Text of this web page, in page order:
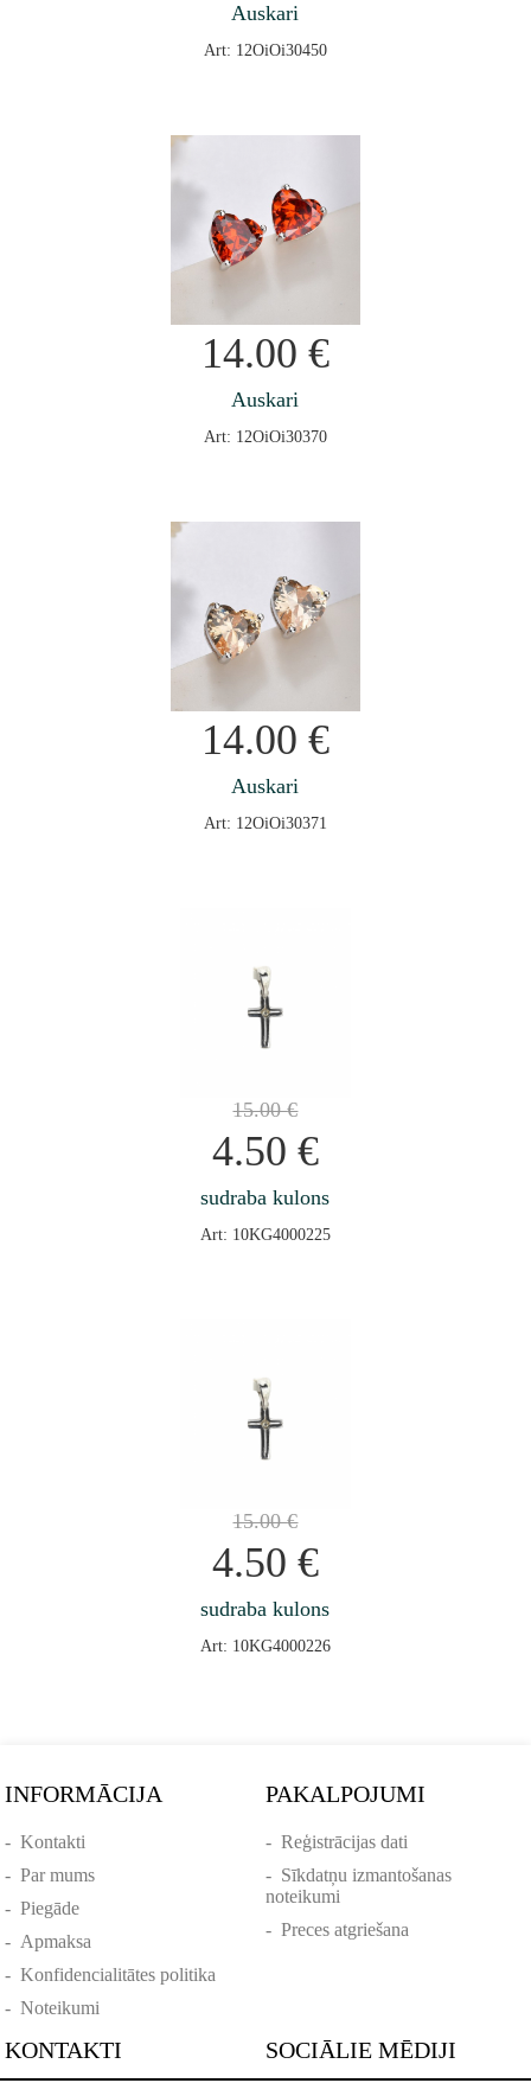
Auskari
Art: 12OiOi30450
14.00 €
Auskari
Art: 12OiOi30370
14.00 €
Auskari
Art: 12OiOi30371
15.00€
4.50 €
sudraba kulons
Art: 10KG4000225
15.00€
4.50 €
sudraba kulons
Art: 10KG4000226
INFORMĀCIJA
-Kontakti
-Par mums
-Piegāde
- Apmaksa
-Konfidencialitātes politika
-Noteikumi
PAKALPOJUMI
- Reģistrācijas dati
- Sīkdatņu izmantošanas
noteikumi
- Preces atgriešana
KONTAKTI SOCIĀLIE MĒDIJI